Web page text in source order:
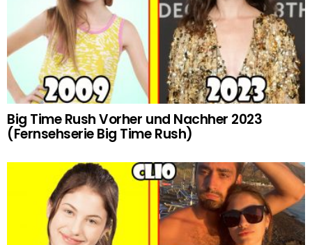
Big Time Rush Vorher und Nachher 2023
(Fernsehserie Big Time Rush)